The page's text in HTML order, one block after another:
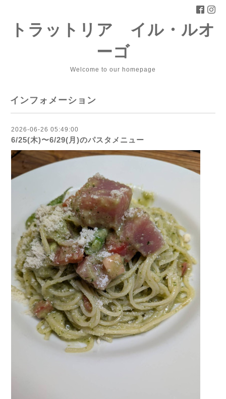
トラットリア イル・ルオ
ーゴ
Welcome to our homepage
インフォメーション
2026-06-26 05:49:00
6/25(木)〜6/29(月)のパスタメニュー